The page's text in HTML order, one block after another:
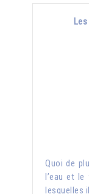
Quoi de
l’eau et
lesquelles